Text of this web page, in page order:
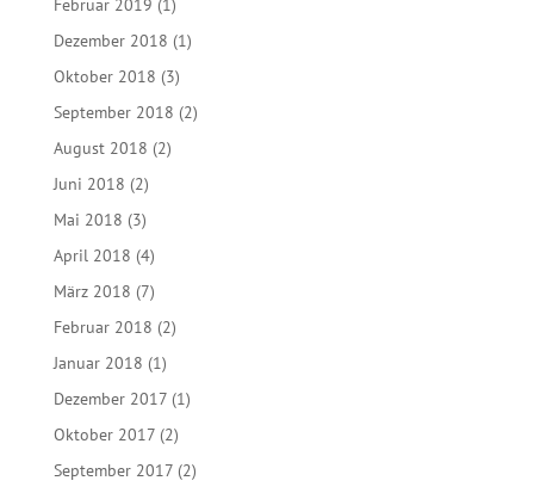
Dezember 2018 (1)
Oktober 2018 (3)
September 2018 (2)
August 2018 (2)
Juni 2018 (2)
Mai 2018 (3)
April 2018 (4)
März 2018 (7)
Februar 2018 (2)
Januar 2018 (1)
Dezember 2017(1)
Oktober 2017(2)
September 2017(2)